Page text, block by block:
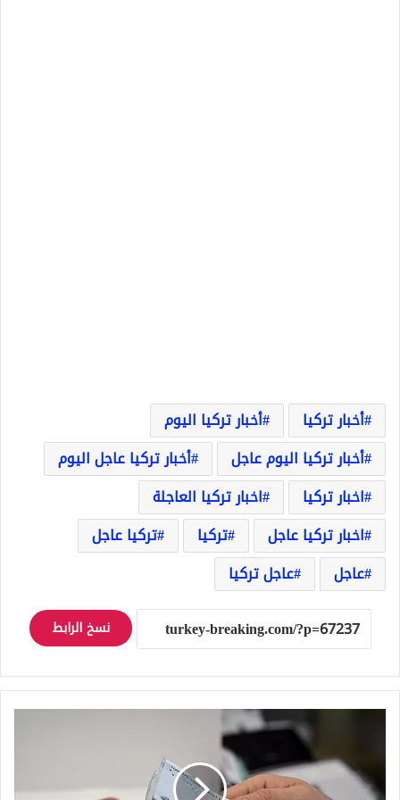
أخبار تركيا
أخبار تركيا اليوم
أخبار تركيا اليوم عاجل
أخبار تركيا عاجل اليوم
اخبار تركيا
اخبار تركيا العاجلة
اخبار تركيا عاجل
تركيا
تركيا عاجل
عاجل
عاجل تركيا
نسخ الرابط
آلاف
ليرة